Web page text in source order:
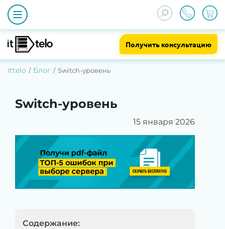
Получить консультацию
Ittelo Блог Switch-уровень
Switch-уровень
15 января 2026
Содержание: